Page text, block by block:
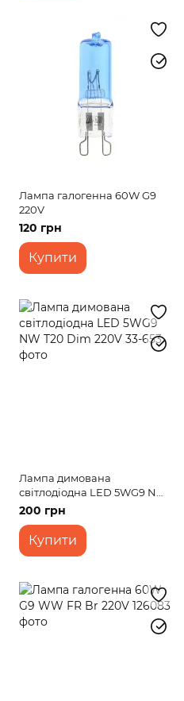
Лампа галогенна 60W G9
220V
120 грн
Купити
Лампа димована
світлодіодна LED 5WG9 NW
T20 Dim 220V
200 грн
Купити